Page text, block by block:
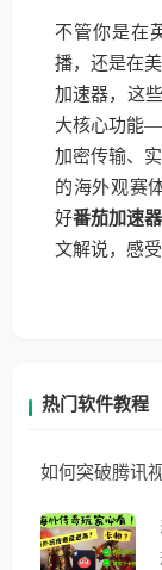
不管你是在
播，还是在
加速器，这
大核心功能
加密传输、
的海外观赛
好番茄加速器
文解说，感
热门软件教程
如何突破腾讯